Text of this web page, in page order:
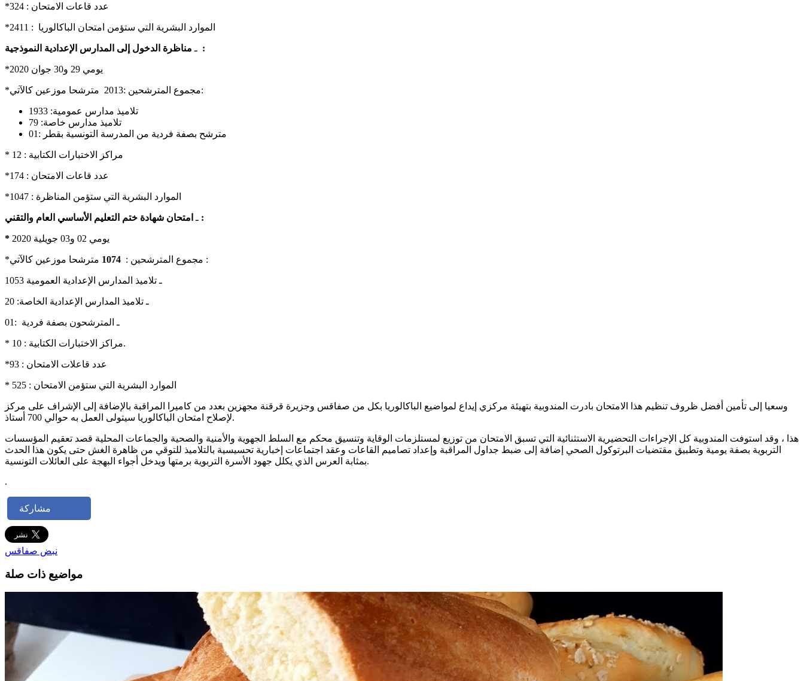
*عدد قاعات الامتحان : 324
*الموارد البشرية التي ستؤمن امتحان الباكالوريا : 2411
ـ مناظرة الدخول إلى المدارس الإعدادية النموذجية :
*يومي 29 و30 جوان 2020
*مجموع المترشحين :2013 مترشحا موزعين كالآتي:
تلاميذ مدارس عمومية: 1933
تلاميذ مدارس خاصة: 79
مترشح بصفة فردية من المدرسة التونسية بقطر :01
* مراكز الاختبارات الكتابية : 12
*عدد قاعات الامتحان : 174
*الموارد البشرية التي ستؤمن المناظرة : 1047
ـ امتحان شهادة ختم التعليم الأساسي العام والتقني :
* يومي 02 و03 جويلية 2020
*مجموع المترشحين : 1074 مترشحا موزعين كالآتي :
ـ تلاميذ المدارس الإعدادية العمومية 1053
ـ تلاميذ المدارس الإعدادية الخاصة: 20
ـ المترشحون بصفة فردية :01
* مراكز الاختبارات الكتابية : 10.
*عدد قاعلات الامتحان : 93
* الموارد البشرية التي ستؤمن الامتحان : 525
وسعيا إلى تأمين أفضل ظروف تنظيم هذا الامتحان بادرت المندوبية بتهيئة مركزي إيداع لمواضيع الباكالوريا بكل من صفاقس وجزيرة قرقنة مجهزين بعدد من كاميرا المراقبة بالإضافة إلى الإشراف على مركز
لإصلاح امتحان الباكالوريا سيتولى العمل به حوالي 700 أستاذ.
هذا ، وقد استوفت المندوبية كل الإجراءات التحضيرية الاستثنائية التي تسبق الامتحان من توزيع لمستلزمات الوقاية وتنسيق محكم مع السلط الجهوية والأمنية والصحية والجماعات المحلية قصد تعقيم المؤسسات
التربوية بصفة يومية وتطبيق مقتضيات البرتوكول الصحي إضافة إلى ضبط جداول المراقبة وإعداد تصاميم القاعات وعقد اجتماعات إخبارية تحسيسية بالتلاميذ للتوقي من ظاهرة الغش حتى يكون هذا الحدث
بمثابة العرس الذي يكلل جهود الأسرة التربوية برمتها ويدخل أجواء البهجة على العائلات التونسية.
.
مشاركة
نبض صفاقس
مواضيع ذات صلة